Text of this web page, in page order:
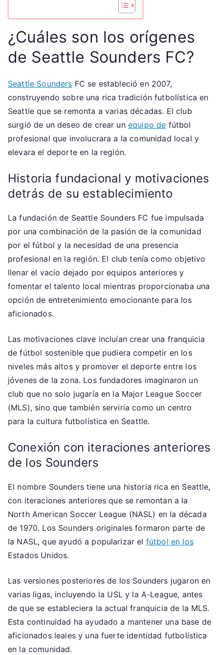
¿Cuáles son los orígenes
de Seattle Sounders FC?
Seattle Sounders FC se estableció en 2007,
construyendo sobre una rica tradición futbolística en
Seattle que se remonta a varias décadas. El club
surgió de un deseo de crear un equipo de fútbol
profesional que involucrara a la comunidad local y
elevara el deporte en la región.
Historia fundacional y motivaciones
detrás de su establecimiento
La fundación de Seattle Sounders FC fue impulsada
por una combinación de la pasión de la comunidad
por el fútbol y la necesidad de una presencia
profesional en la región. El club tenía como objetivo
llenar el vacío dejado por equipos anteriores y
fomentar el talento local mientras proporcionaba una
opción de entretenimiento emocionante para los
aficionados.
Las motivaciones clave incluían crear una franquicia
de fútbol sostenible que pudiera competir en los
niveles más altos y promover el deporte entre los
jóvenes de la zona. Los fundadores imaginaron un
club que no solo jugaría en la Major League Soccer
(MLS), sino que también serviría como un centro
para la cultura futbolística en Seattle.
Conexión con iteraciones anteriores
de los Sounders
El nombre Sounders tiene una historia rica en Seattle,
con iteraciones anteriores que se remontan a la
North American Soccer League (NASL) en la década
de 1970. Los Sounders originales formaron parte de
la NASL, que ayudó a popularizar el fútbol en los
Estados Unidos.
Las versiones posteriores de los Sounders jugaron en
varias ligas, incluyendo la USL y la A-League, antes
de que se estableciera la actual franquicia de la MLS.
Esta continuidad ha ayudado a mantener una base de
aficionados leales y una fuerte identidad futbolística
en la comunidad.